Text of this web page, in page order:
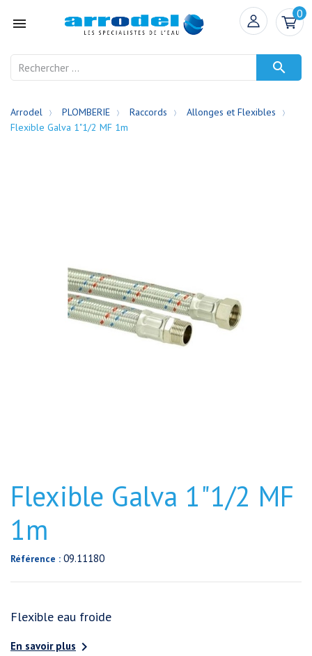

0

Arrodel PLOMBERIE Raccords
Allonges et Flexibles
Flexible Galva 1"1/2 MF 1m
Flexible Galva 1"1/2 MF
1m
Référence : 09.11180
Flexible eau froide
En savoir plus 